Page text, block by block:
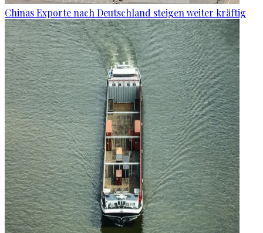
Chinas Exporte nach Deutschland steigen weiter kräftig